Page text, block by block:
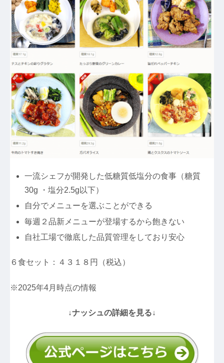
一流シェフが開発した低糖質低塩分の食事（糖質
30g ・塩分2.5g以下）
自分でメニューを選ぶことができる
毎週２品新メニューが登場するから飽きない
自社工場で徹底した品質管理をしており安心
６食セット：４３１８円（税込）
※2025年4月時点の情報
↓ナッシュの詳細を見る↓